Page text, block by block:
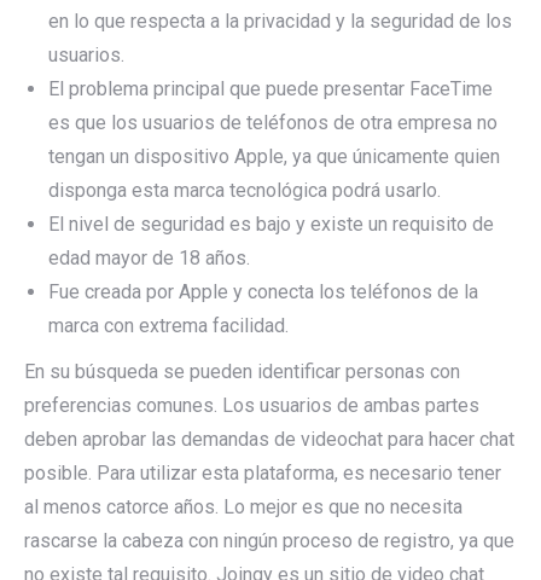
en lo que respecta a la privacidad y la seguridad de los
usuarios.
El problema principal que puede presentar FaceTime
es que los usuarios de teléfonos de otra empresa no
tengan un dispositivo Apple, ya que únicamente quien
disponga esta marca tecnológica podrá usarlo.
El nivel de seguridad es bajo y existe un requisito de
edad mayor de 18 años.
Fue creada por Apple y conecta los teléfonos de la
marca con extrema facilidad.
En su búsqueda se pueden identificar personas con
preferencias comunes. Los usuarios de ambas partes
deben aprobar las demandas de videochat para hacer chat
posible. Para utilizar esta plataforma, es necesario tener
al menos catorce años. Lo mejor es que no necesita
rascarse la cabeza con ningún proceso de registro, ya que
no existe tal requisito. Joingy es un sitio de video chat